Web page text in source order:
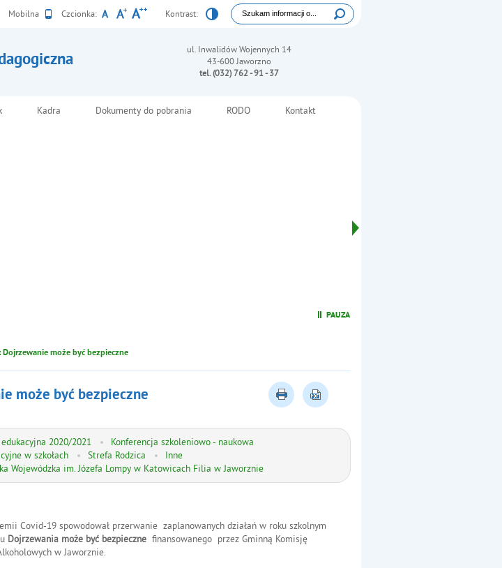
Wersja
Mobilna Czcionka: Kontrast: Wyszukiwarka
Tutaj wpisz szukaną frazę:
ul. Inwalidów Wojennych 14
43-600 Jaworzno
tel. (032) 762 - 91 - 37
Kadra Dokumenty do pobrania RODO Kontakt
Dojrzewanie może być bezpieczne
może być bezpieczne
2020/2021
Konferencja szkoleniowo - naukowa
w szkołach
Strefa Rodzica
Inne
Wojewódzka im. Józefa Lompy w Katowicach Filia w Jaworznie
Covid-19 spowodował przerwanie zaplanowanych działań w roku szkolnym
Dojrzewania może być bezpieczne finansowanego przez Gminną Komisję
w Jaworznie.